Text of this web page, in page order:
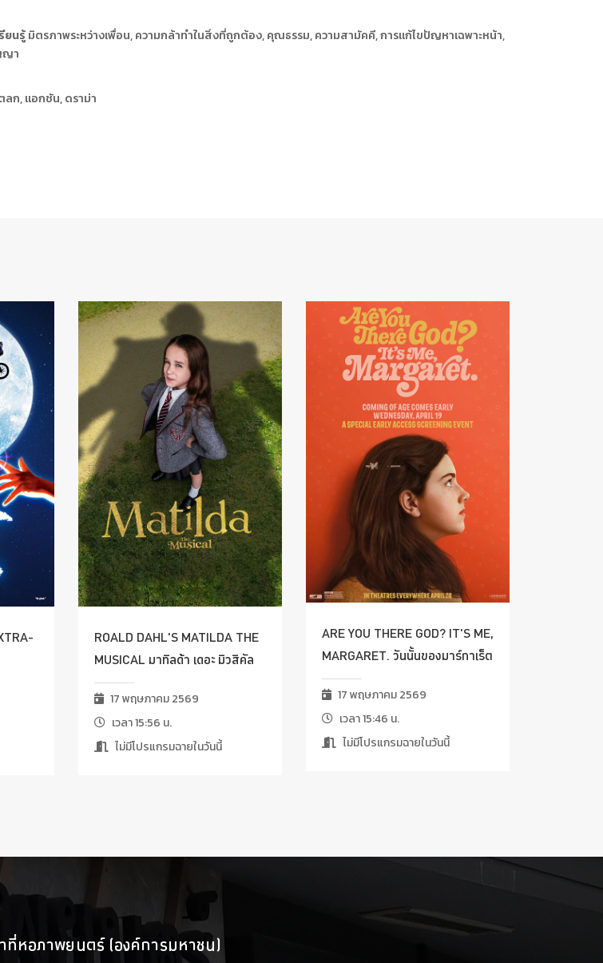
ยนรู้มิตรภาพระหว่างเพื่อน, ความกล้าทำในสิ่งที่ถูกต้อง, คุณธรรม, ความสามัคคี, การเเก้ไขปัญหาเฉพาะหน้า,
ญา
ลก, แอกชัน, ดราม่า
ROALD DAHL'S MATILDA THE
MUSICAL มาทิลด้า เดอะ มิวสิคัล
17 พฤษภาคม 2569
เวลา 15:56 น.
ไม่มีโปรแกรมฉายในวันนี้
ARE YOU THERE GOD? IT'S ME,
MARGARET. วันนั้นของมาร์กาเร็ต
17 พฤษภาคม 2569
เวลา 15:46 น.
ไม่มีโปรแกรมฉายในวันนี้
ที่หอภาพยนตร์ (องค์การมหาชน)